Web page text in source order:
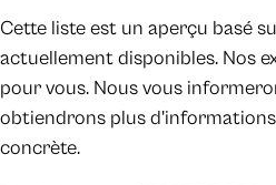
Cette liste est un aperçu basé
actuellement disponibles. Nos
pour vous. Nous vous
obtiendrons plus
concrète.